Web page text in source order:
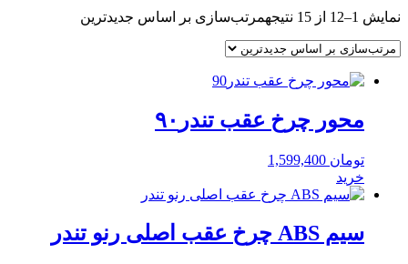
نمایش 1–12 از 15 نتیجه مرتب‌سازی بر اساس جدیدترین
محور چرخ عقب تندر۹۰
تومان
خرید
سیم ABS چرخ عقب اصلی رنو تندر